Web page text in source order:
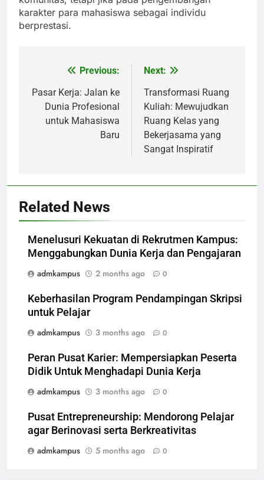
karakter para mahasiswa sebagai individu
berprestasi.
navigation
Previous:
Pasar Kerja: Jalan ke
Dunia Profesional
untuk Mahasiswa
Baru
Next:
Transformasi Ruang
Kuliah: Mewujudkan
Ruang Kelas yang
Bekerjasama yang
Sangat Inspiratif
Related News
Menelusuri Kekuatan di Rekrutmen Kampus:
Menggabungkan Dunia Kerja dan Pengajaran
admkampus
2 months ago 0
Keberhasilan Program Pendampingan Skripsi
untuk Pelajar
admkampus
3 months ago 0
Peran Pusat Karier: Mempersiapkan Peserta
Didik Untuk Menghadapi Dunia Kerja
admkampus
3 months ago 0
Pusat Entrepreneurship: Mendorong Pelajar
agar Berinovasi serta Berkreativitas
admkampus
5 months ago 0